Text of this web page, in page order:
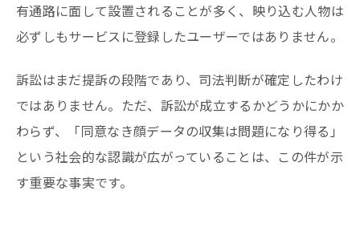
有通路に面して設置されることが多く、映り込む人物は
必ずしもサービスに登録したユーザーではありません。
訴訟はまだ提訴の段階であり、司法判断が確定したわけ
ではありません。ただ、訴訟が成立するかどうかにかか
わらず、「同意なき顔データの収集は問題になり得る」
という社会的な認識が広がっていることは、この件が示
す重要な事実です。